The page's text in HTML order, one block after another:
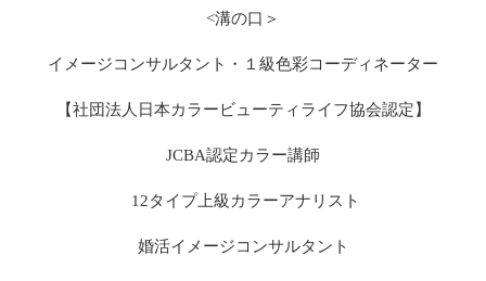
<溝の口＞
イメージコンサルタント・１級色彩コーディネーター
【社団法人日本カラービューティライフ協会認定】
JCBA認定カラー講師
12タイプ上級カラーアナリスト
婚活イメージコンサルタント